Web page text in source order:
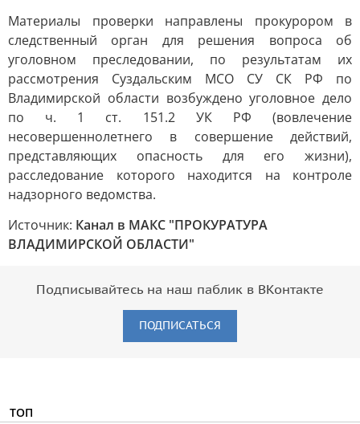
Материалы проверки направлены прокурором в
следственный орган для решения вопроса об
уголовном преследовании, по результатам их
рассмотрения Суздальским МСО СУ СК РФ по
Владимирской области возбуждено уголовное дело
по ч. 1 ст. 151.2 УК РФ (вовлечение
несовершеннолетнего в совершение действий,
представляющих опасность для его жизни),
расследование которого находится на контроле
надзорного ведомства.
Источник: Канал в МАКС "ПРОКУРАТУРА
ВЛАДИМИРСКОЙ ОБЛАСТИ"
Подписывайтесь на наш паблик в ВКонтакте
ПОДПИСАТЬСЯ
ТОП